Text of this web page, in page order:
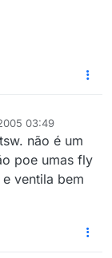
03:49
não é um
poe umas fly
ventila bem